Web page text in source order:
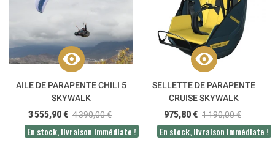
AILE DE PARAPENTE CHILI 5
SKYWALK
3 555,90 € 4 390,00 €
En stock, livraison immédiate !
SELLETTE DE PARAPENTE
CRUISE SKYWALK
975,80 € 1 190,00 €
En stock, livraison immédiate !